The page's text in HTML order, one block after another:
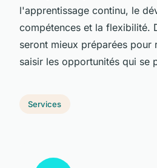
l'apprentissage continu, le
compétences et la flexibilité.
seront mieux préparées pour
saisir les opportunités qui se
Services